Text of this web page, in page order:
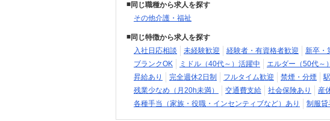
同じ職種から求人を探す
その他介護・福祉
同じ特徴から求人を探す
入社日応相談
未経験歓迎 経験者・有資格者歓迎 新卒・
ブランクOK
ミドル（40代～）活躍中 エルダー（50代～
昇給あり
完全週休2日制 フルタイム歓迎 禁煙・分煙
残業少なめ（月20h未満）
交通費支給 社会保険あり 産
各種手当（家族・役職・インセンティブなど）あり
制服貸